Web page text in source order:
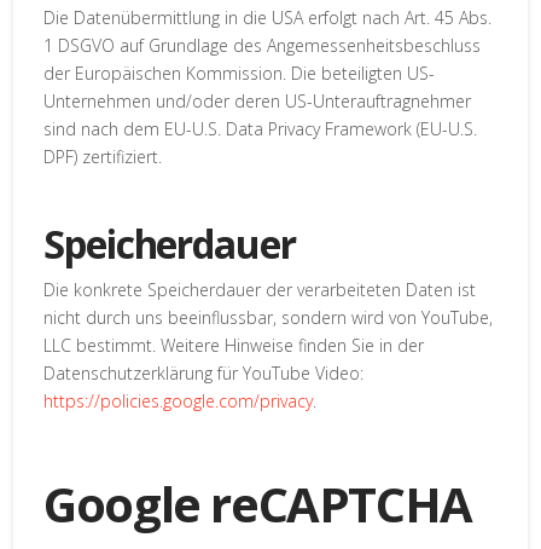
Die Datenübermittlung in die USA erfolgt nach Art. 45 Abs.
1 DSGVO auf Grundlage des Angemessenheitsbeschluss
der Europäischen Kommission. Die beteiligten US-
Unternehmen und/oder deren US-Unterauftragnehmer
sind nach dem EU-U.S. Data Privacy Framework (EU-U.S.
DPF) zertifiziert.
Speicherdauer
Die konkrete Speicherdauer der verarbeiteten Daten ist
nicht durch uns beeinflussbar, sondern wird von YouTube,
LLC bestimmt. Weitere Hinweise finden Sie in der
Datenschutzerklärung für YouTube Video:
https://policies.google.com/privacy.
Google reCAPTCHA